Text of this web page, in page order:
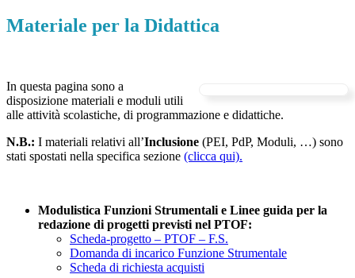
Materiale per la Didattica
In questa pagina sono a
disposizione materiali e moduli utili
alle attività scolastiche, di programmazione e didattiche.
N.B.: I materiali relativi all’Inclusione (PEI, PdP, Moduli, …) sono
stati spostati nella specifica sezione (clicca qui).
Modulistica Funzioni Strumentali e Linee guida per la
redazione di progetti previsti nel PTOF:
Scheda-progetto – PTOF – F.S.
Domanda di incarico Funzione Strumentale
Scheda di richiesta acquisti